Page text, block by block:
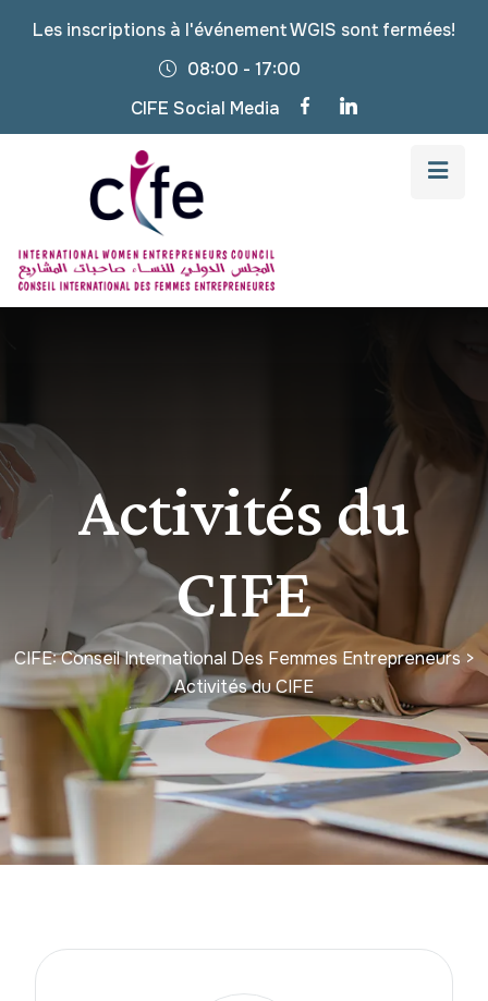
Les inscriptions à l'événement WGIS sont fermées!
08:00 - 17:00
CIFE Social Media
Activités du
CIFE
CIFE: Conseil International Des Femmes Entrepreneurs >
Activités du CIFE